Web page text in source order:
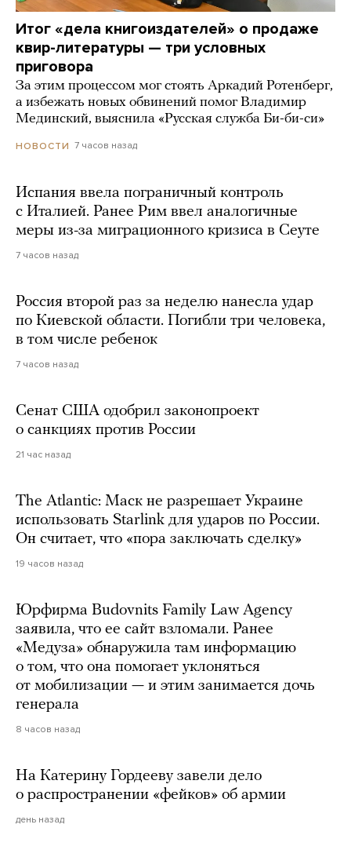
Итог «дела книгоиздателей» о продаже
квир-литературы — три условных
приговора
За этим процессом мог стоять Аркадий Ротенберг,
а избежать новых обвинений помог Владимир
Мединский, выяснила «Русская служба Би-би-си»
НОВОСТИ 7 часов назад
Испания ввела пограничный контроль
с Италией. Ранее Рим ввел аналогичные
меры из-за миграционного кризиса в Сеуте
7 часов назад
Россия второй раз за неделю нанесла удар
по Киевской области. Погибли три человека,
в том числе ребенок
7 часов назад
Сенат США одобрил законопроект
о санкциях против России
21 час назад
The Atlantic: Маск не разрешает Украине
использовать Starlink для ударов по России.
Он считает, что «пора заключать сделку»
19 часов назад
Юрфирма Budovnits Family Law Agency
заявила, что ее сайт взломали. Ранее
«Медуза» обнаружила там информацию
о том, что она помогает уклоняться
от мобилизации — и этим занимается дочь
генерала
8 часов назад
На Катерину Гордееву завели дело
о распространении «фейков» об армии
день назад